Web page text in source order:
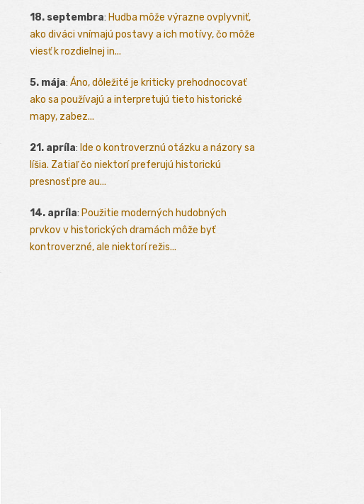
18. septembra: Hudba môže výrazne ovplyvniť,
ako diváci vnímajú postavy a ich motívy, čo môže
viesť k rozdielnej in...
5. mája: Áno, dôležité je kriticky prehodnocovať
ako sa používajú a interpretujú tieto historické
mapy, zabez...
21. apríla: Ide o kontroverznú otázku a názory sa
líšia. Zatiaľ čo niektorí preferujú historickú
presnosť pre au...
14. apríla: Použitie moderných hudobných
prvkov v historických dramách môže byť
kontroverzné, ale niektorí režis...